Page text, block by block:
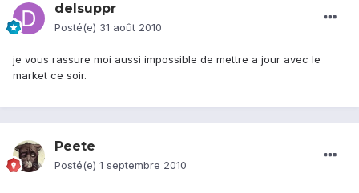
delsuppr
Posté(e) 31 août 2010
je vous rassure moi aussi impossible de mettre a jour avec le
market ce soir.
Peete
Posté(e) 1 septembre 2010